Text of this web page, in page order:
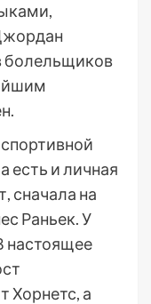
болельщиков
есть и личная
сначала на
Раньек. У
настоящее
Хорнетс, а